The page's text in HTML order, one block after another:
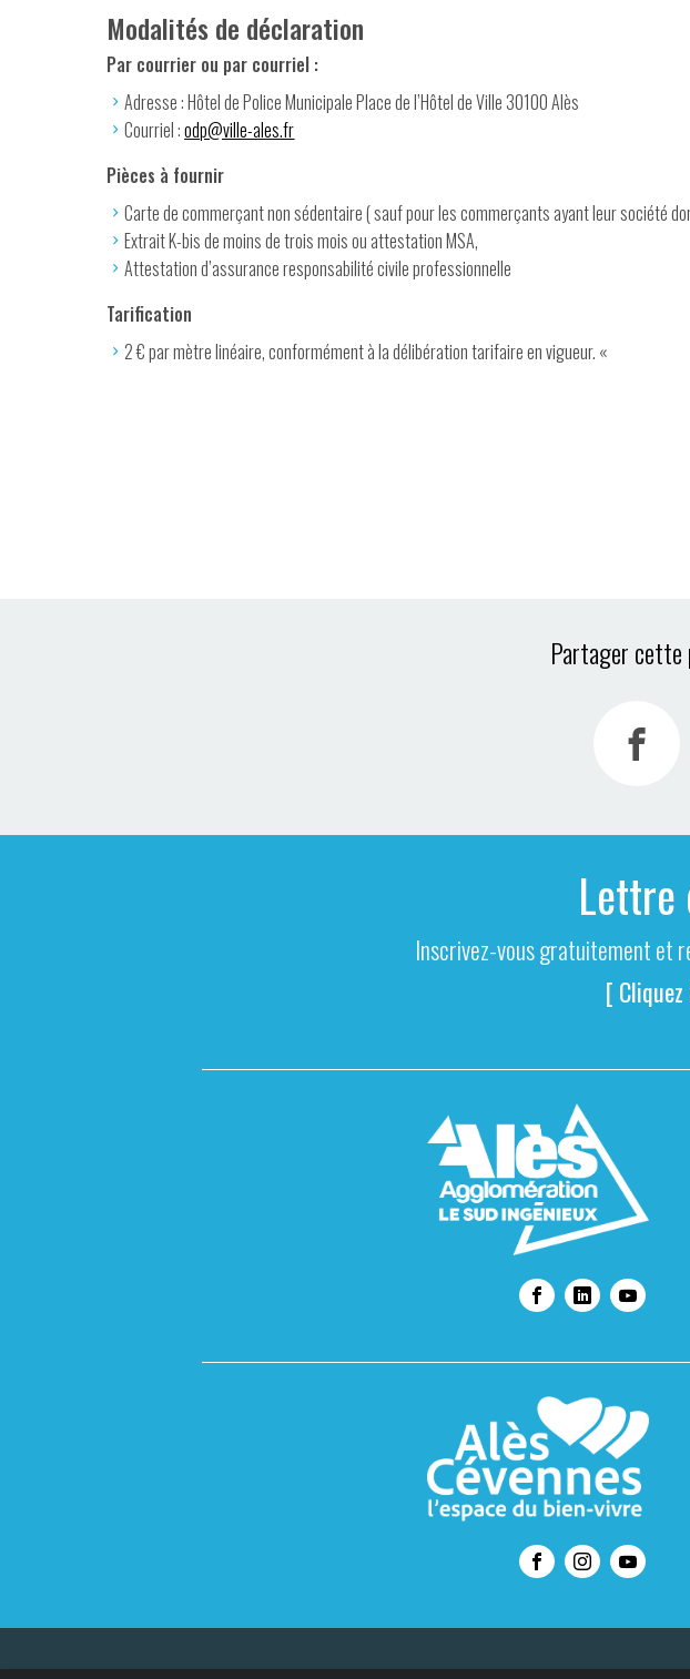
Modalités de déclaration
Par courrier ou par courriel :
Adresse : Hôtel de Police Municipale Place de l’Hôtel de Ville 30100 Alès
Courriel :odp@ville-ales.fr
Pièces à fournir
Carte de commerçant non sédentaire ( sauf pour les commerçants ayant leur société
Extrait K-bis de moins de trois mois ou attestation MSA,
Attestation d’assurance responsabilité civile professionnelle
Tarification
2 € par mètre linéaire, conformément à la délibération tarifaire en vigueur. «
Partager cette
Lettre
Inscrivez-vous gratuitement et
[